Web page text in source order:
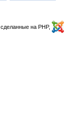
, сделанные на PHP,